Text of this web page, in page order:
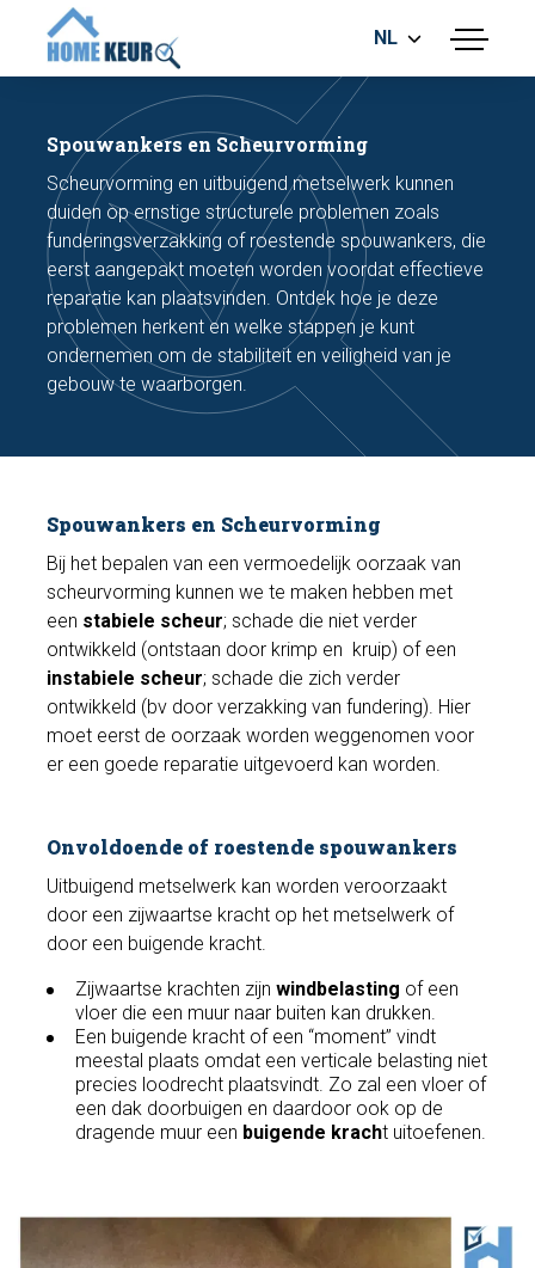
menu
BOUWKUNDIGE KEURING
ENERGIELABEL
MEETRAPPORT
FUNDERINGSRISICO ONDERZOEK
NL
Maak een afspraak
Spouwankers en Scheurvorming
Scheurvorming en uitbuigend metselwerk kunnen
duiden op ernstige structurele problemen zoals
funderingsverzakking of roestende spouwankers, die
eerst aangepakt moeten worden voordat effectieve
reparatie kan plaatsvinden. Ontdek hoe je deze
problemen herkent en welke stappen je kunt
ondernemen om de stabiliteit en veiligheid van je
gebouw te waarborgen.
Spouwankers en Scheurvorming
Bij het bepalen van een vermoedelijk oorzaak van
scheurvorming kunnen we te maken hebben met
een stabiele scheur; schade die niet verder
ontwikkeld (ontstaan door krimp en kruip) of een
instabiele scheur; schade die zich verder
ontwikkeld (bv door verzakking van fundering). Hier
moet eerst de oorzaak worden weggenomen voor
er een goede reparatie uitgevoerd kan worden.
Onvoldoende of roestende spouwankers
Uitbuigend metselwerk kan worden veroorzaakt
door een zijwaartse kracht op het metselwerk of
door een buigende kracht.
Zijwaartse krachten zijnwindbelasting of een
vloer die een muur naar buiten kan drukken.
Een buigende kracht of een “moment” vindt
meestal plaats omdat een verticale belasting niet
precies loodrecht plaatsvindt. Zo zal een vloer of
een dak doorbuigen en daardoor ook op de
dragende muur een buigende kracht uitoefenen.